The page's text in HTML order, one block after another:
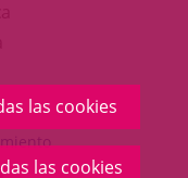
las cookies
las cookies
aplicación
externa.